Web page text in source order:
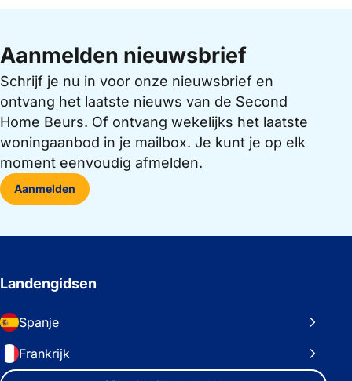
Aanmelden nieuwsbrief
Schrijf je nu in voor onze nieuwsbrief en
ontvang het laatste nieuws van de Second
Home Beurs. Of ontvang wekelijks het laatste
woningaanbod in je mailbox. Je kunt je op elk
moment eenvoudig afmelden.
Aanmelden
Landengidsen
Spanje
Frankrijk